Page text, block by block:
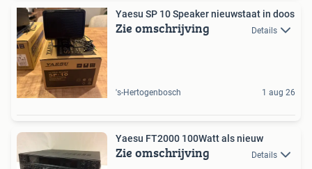
Yaesu SP 10 Speaker nieuwstaat in doos
Zie omschrijving Details
's-Hertogenbosch 1 aug 26
Yaesu FT2000 100Watt als nieuw
Zie omschrijving Details